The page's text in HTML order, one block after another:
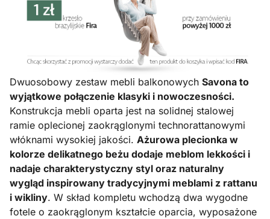
Dwuosobowy zestaw mebli balkonowych Savona to
wyjątkowe połączenie klasyki i nowoczesności.
Konstrukcja mebli oparta jest na solidnej stalowej
ramie oplecionej zaokrąglonymi technorattanowymi
włóknami wysokiej jakości. Ażurowa plecionka w
kolorze delikatnego beżu dodaje meblom lekkości i
nadaje charakterystyczny styl oraz naturalny
wygląd inspirowany tradycyjnymi meblami z rattanu
i wikliny. W skład kompletu wchodzą dwa wygodne
fotele o zaokrąglonym kształcie oparcia, wyposażone